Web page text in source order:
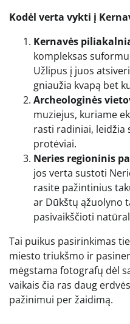
Kodėl verta vykti į
Kernavės
kompleksas
Užlipus į juos
gniaužia kvapą bet
Archeologinės
muziejus, kuriame
rasti radiniai, leidžia
protėviai.
Neries regioninis
jos verta sustoti
rasite pažintinius
ar Dūkštų ąžuolyno
pasivaikščioti
Tai puikus pasirinkimas
miesto triukšmo ir
mėgstama fotografų dėl
vaikais čia ras daug
pažinimui per žaidimą.